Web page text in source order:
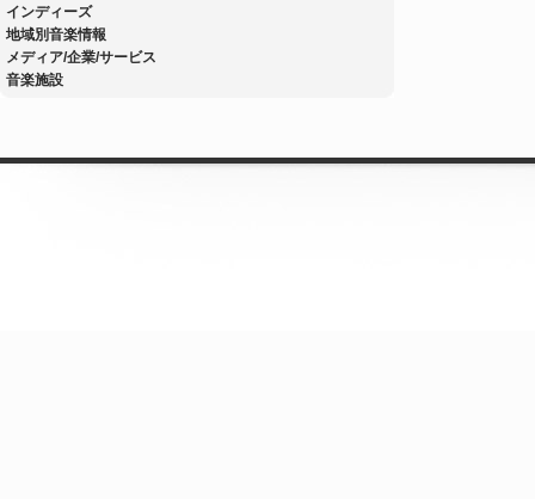
インディーズ
地域別音楽情報
メディア/企業/サービス
音楽施設